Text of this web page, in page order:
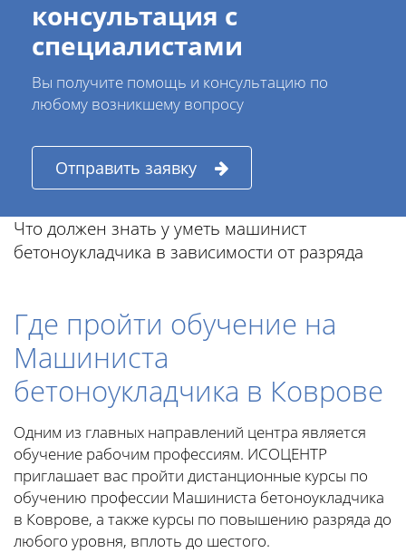
консультация с
специалистами
Вы получите помощь и консультацию по
любому возникшему вопросу
Отправить заявку
Что должен знать у уметь машинист
бетоноукладчика в зависимости от разряда
Где пройти обучение на
Машиниста
бетоноукладчика в Коврове
Одним из главных направлений центра является
обучение рабочим профессиям. ИСОЦЕНТР
приглашает вас пройти дистанционные курсы по
обучению профессии Машиниста бетоноукладчика
в Коврове, а также курсы по повышению разряда до
любого уровня, вплоть до шестого.